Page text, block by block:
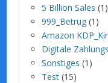
5 Billion Sales (1)
999_Betrug (1)
Amazon
Digitale
Sonstiges (1)
Test (15)